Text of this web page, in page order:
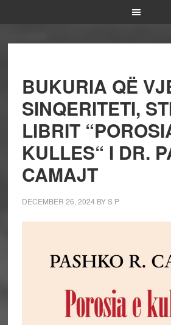
BUKURIA QË
SINQERITETI,
LIBRIT
KULLES“ I DR.
CAMAJT
DECEMBER 26, 2024 BYS P